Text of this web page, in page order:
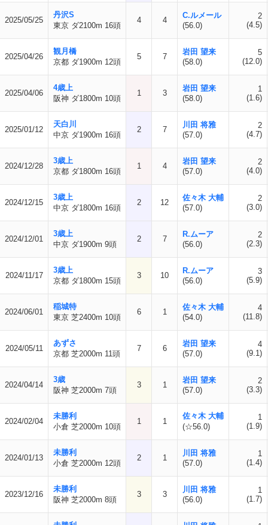
2025/05/25
丹沢S
東京 ダ2100m 16頭
4 4
C.ルメール
(56.0)
2
(4.5)
2025/04/26
観月橋
京都 ダ1900m 12頭
5 7
岩田 望来
(58.0)
5
(12.0)
2025/04/06
4歳上
阪神 ダ1800m 10頭
1 3
岩田 望来
(58.0)
1
(1.6)
2025/01/12
天白川
中京 ダ1900m 16頭
2 7
川田 将雅
(57.0)
2
(4.7)
2024/12/28
3歳上
京都 ダ1800m 16頭
1 4
岩田 望来
(57.0)
2
(4.0)
2024/12/15
3歳上
中京 ダ1800m 16頭
2 12
佐々木 大輔
(57.0)
2
(3.0)
2024/12/01
3歳上
中京 ダ1900m 9頭
2 7
R.ムーア
(56.0)
2
(2.3)
2024/11/17
3歳上
京都 ダ1800m 15頭
3 10
R.ムーア
(56.0)
3
(5.9)
2024/06/01
稲城特
東京 芝2400m 10頭
6 1
佐々木 大輔
(54.0)
4
(11.8)
2024/05/11
あずさ
京都 芝2000m 11頭
7 6
岩田 望来
(57.0)
4
(9.1)
2024/04/14
3歳
阪神 芝2000m 7頭
3 1
岩田 望来
(57.0)
2
(3.3)
2024/02/04
未勝利
小倉 芝2000m 10頭
1 1
佐々木 大輔
(☆56.0)
1
(1.9)
2024/01/13
未勝利
小倉 芝2000m 12頭
2 1
川田 将雅
(57.0)
1
(1.4)
2023/12/16
未勝利
阪神 芝2000m 8頭
3 3
川田 将雅
(56.0)
1
(1.7)